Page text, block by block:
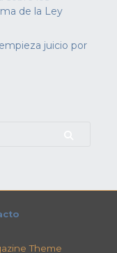
de la Ley
juicio por
Theme